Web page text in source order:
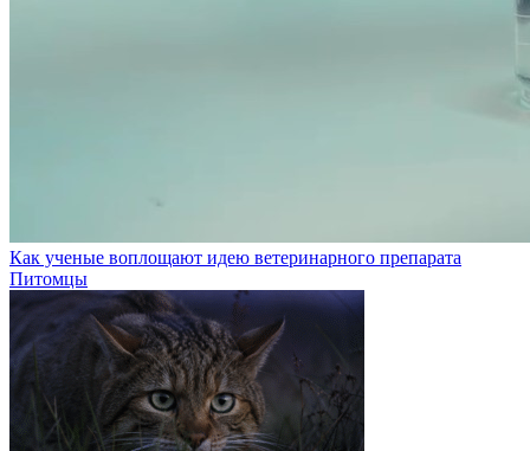
Как ученые воплощают идею ветеринарного препарата
Питомцы